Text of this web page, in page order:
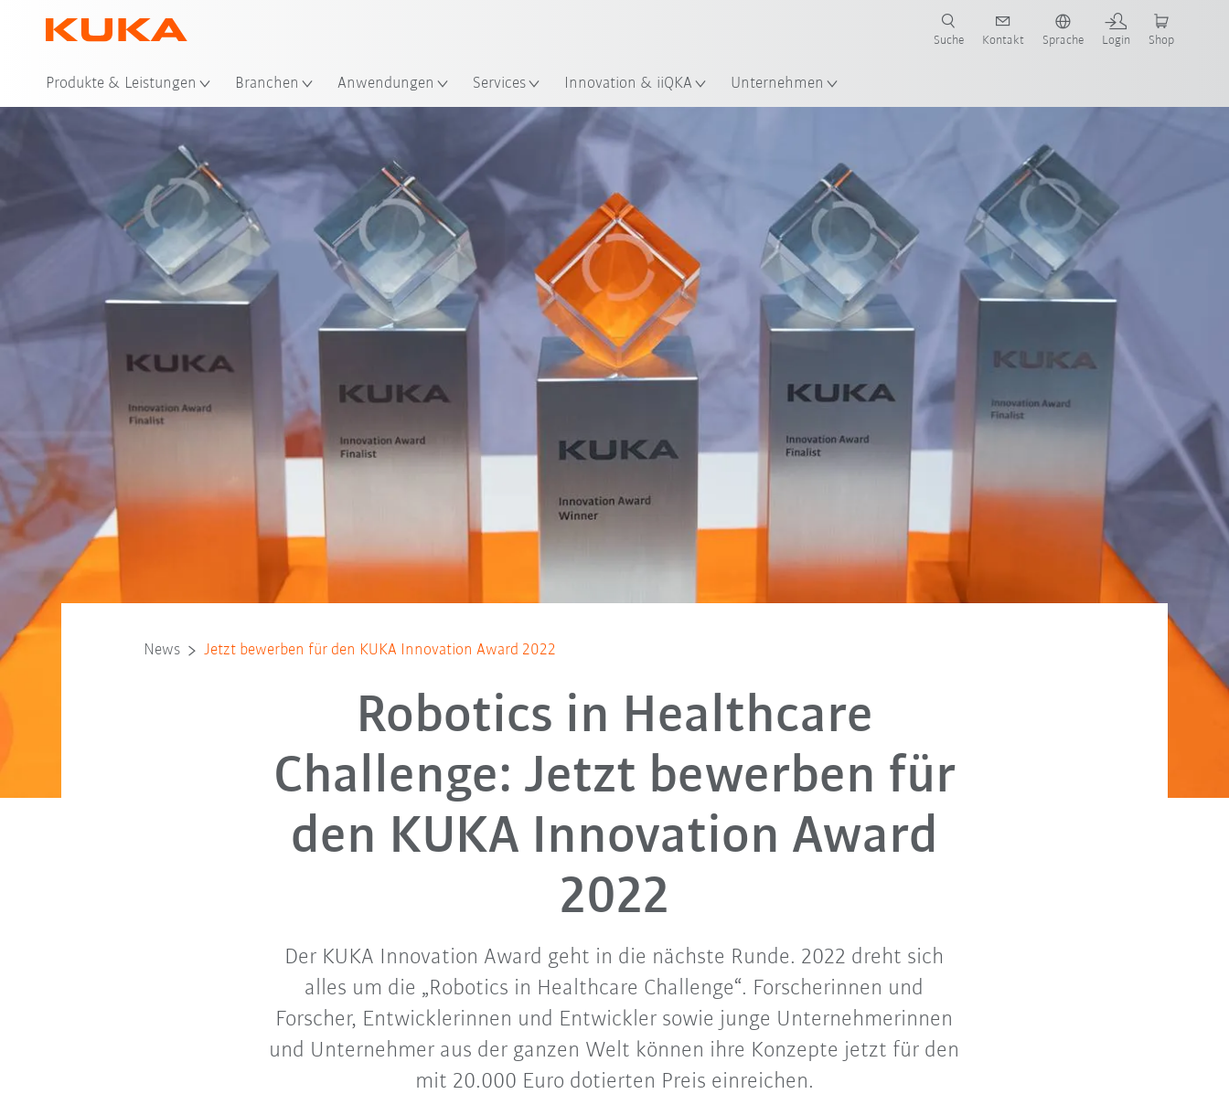
Produkte & Leistungen Branchen Anwendungen Services Innovation & iiQKA Unternehmen
Suche Kontakt Sprache Login Shop
News Jetzt bewerben für den KUKA Innovation Award 2022
Robotics in Healthcare
Challenge: Jetzt bewerben für
den KUKA Innovation Award
2022
Der KUKA Innovation Award geht in die nächste Runde. 2022 dreht sich
alles um die „Robotics in Healthcare Challenge“. Forscherinnen und
Forscher, Entwicklerinnen und Entwickler sowie junge Unternehmerinnen
und Unternehmer aus der ganzen Welt können ihre Konzepte jetzt für den
mit 20.000 Euro dotierten Preis einreichen.